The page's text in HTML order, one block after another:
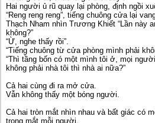
Hai người ủ rũ quay lại phòng, định ngồi
“Reng reng reng”, tiếng chuông cửa lại
Thạch Nham nhìn Trương Khiết “Lần này
không?”
“Ừ, nghe thấy rồi”.
“Tiếng chuông từ cửa phòng mình phải
“Thì tầng bốn có một mình tôi ở, mọi
không phải nhà tôi thì nhà ai nữa?”
Cả hai cùng đi ra mở cửa.
Vẫn không thấy một bóng người.
Cả hai tròn mắt nhìn nhau và bất giác có
trong mắt mỗi người.